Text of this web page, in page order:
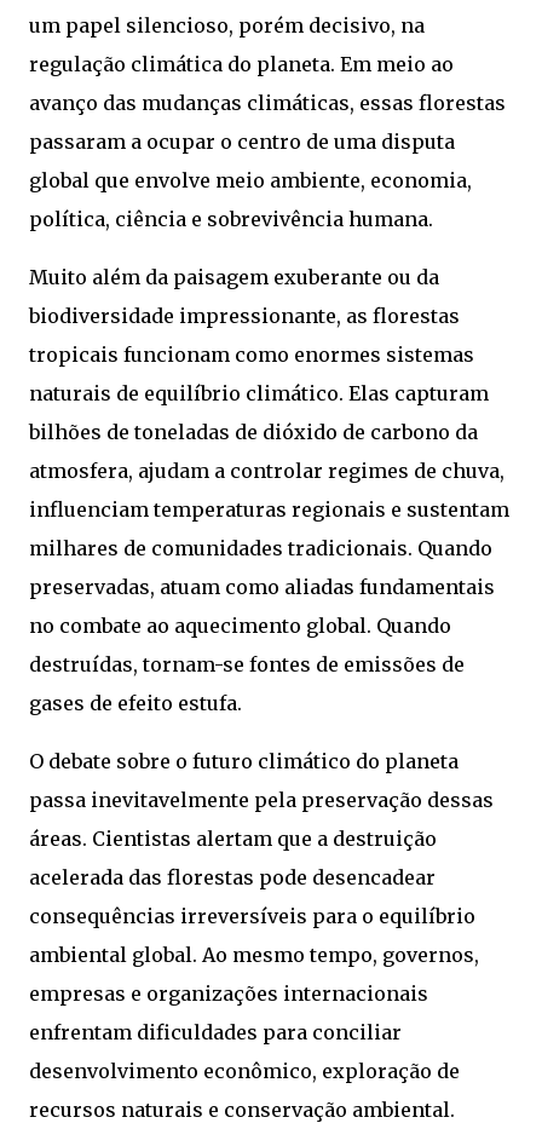
um papel silencioso, porém decisivo, na
regulação climática do planeta. Em meio ao
avanço das mudanças climáticas, essas florestas
passaram a ocupar o centro de uma disputa
global que envolve meio ambiente, economia,
política, ciência e sobrevivência humana.
Muito além da paisagem exuberante ou da
biodiversidade impressionante, as florestas
tropicais funcionam como enormes sistemas
naturais de equilíbrio climático. Elas capturam
bilhões de toneladas de dióxido de carbono da
atmosfera, ajudam a controlar regimes de chuva,
influenciam temperaturas regionais e sustentam
milhares de comunidades tradicionais. Quando
preservadas, atuam como aliadas fundamentais
no combate ao aquecimento global. Quando
destruídas, tornam-se fontes de emissões de
gases de efeito estufa.
O debate sobre o futuro climático do planeta
passa inevitavelmente pela preservação dessas
áreas. Cientistas alertam que a destruição
acelerada das florestas pode desencadear
consequências irreversíveis para o equilíbrio
ambiental global. Ao mesmo tempo, governos,
empresas e organizações internacionais
enfrentam dificuldades para conciliar
desenvolvimento econômico, exploração de
recursos naturais e conservação ambiental.